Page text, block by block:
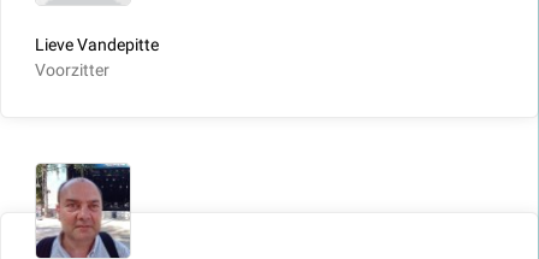
Lieve Vandepitte
Voorzitter